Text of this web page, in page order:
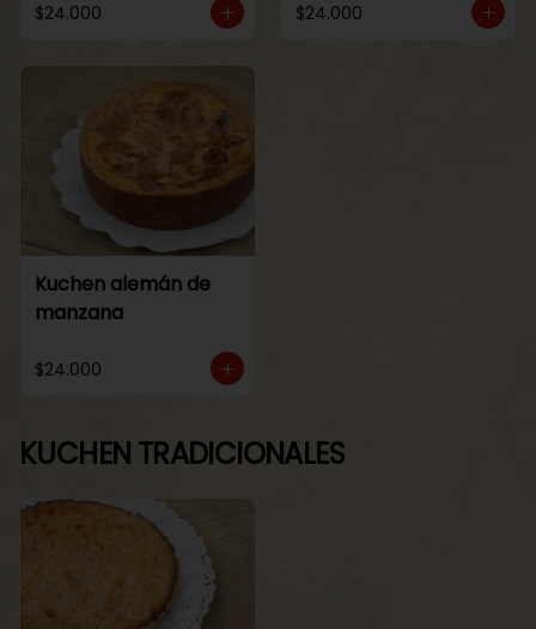
$24.000 $24.000
Kuchen alemán de
manzana
$24.000
KUCHEN TRADICIONALES